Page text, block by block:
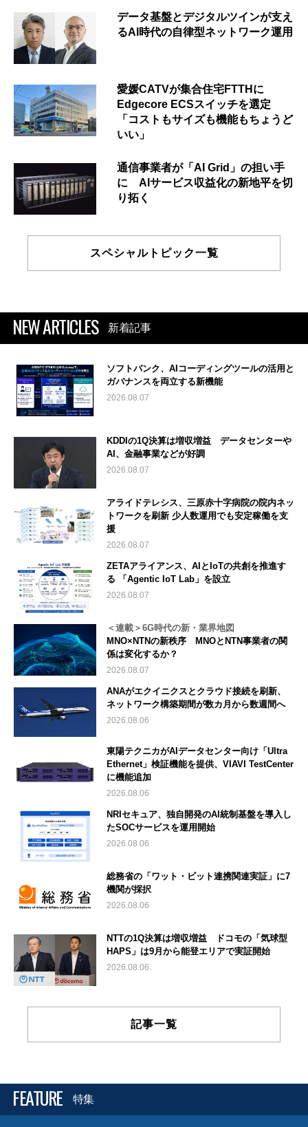
データ基盤とデジタルツインが支え
るAI時代の自律型ネットワーク運用
愛媛CATVが集合住宅FTTHに
Edgecore ECSスイッチを選定
「コストもサイズも機能もちょうど
いい」
通信事業者が「AI Grid」の担い手
に AIサービス収益化の新地平を切
り拓く
スペシャルトピック一覧
NEW ARTICLES 新着記事
ソフトバンク、AIコーディングツールの活用と
ガバナンスを両立する新機能
2026.08.07
KDDIの1Q決算は増収増益 データセンターや
AI、金融事業などが好調
2026.08.07
アライドテレシス、三原赤十字病院の院内ネッ
トワークを刷新 少人数運用でも安定稼働を支
援
2026.08.07
ZETAアライアンス、AIとIoTの共創を推進す
る 「Agentic IoT Lab」を設立
2026.08.07
＜連載＞6G時代の新・業界地図
MNO×NTNの新秩序 MNOとNTN事業者の関
係は変化するか？
2026.08.07
ANAがエクイニクスとクラウド接続を刷新、
ネットワーク構築期間が数カ月から数週間へ
2026.08.06
東陽テクニカがAIデータセンター向け「Ultra
Ethernet」検証機能を提供、VIAVI TestCenter
に機能追加
2026.08.06
NRIセキュア、独自開発のAI統制基盤を導入し
たSOCサービスを運用開始
2026.08.06
総務省の「ワット・ビット連携関連実証」に7
機関が採択
2026.08.06
NTTの1Q決算は増収増益 ドコモの「気球型
HAPS」は9月から能登エリアで実証開始
2026.08.06
記事一覧
FEATURE 特集